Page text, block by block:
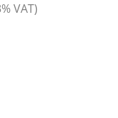
VAT)